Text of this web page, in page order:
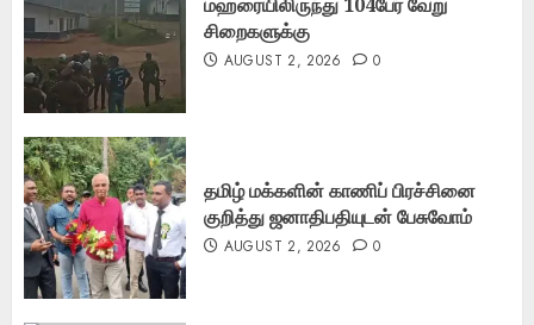
சிறைகளுக்கு
AUGUST 2, 2026 0
தமிழ் மக்களின் காணிப் பிரச்சினை
குறித்து ஜனாதிபதியுடன் பேசுவோம்
AUGUST 2, 2026 0